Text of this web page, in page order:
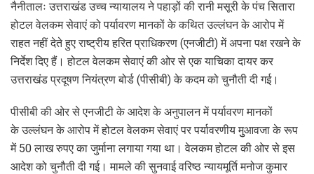
नैनीतालः उत्तराखंड उच्च न्यायालय ने पहाड़ों की रानी मसूरी के पंच सितारा
होटल वेलकम सेवाएं को पर्यावरण मानकों के कथित उल्लंघन के आरोप में
राहत नहीं देते हुए राष्ट्रीय हरित प्राधिकरण (एनजीटी) में अपना पक्ष रखने के
निर्देश दिए हैं। होटल वेलकम सेवाएं की ओर से एक याचिका दायर कर
उत्तराखंड प्रदूषण नियंत्रण बोर्ड (पीसीबी) के कदम को चुनौती दी गई।
पीसीबी की ओर से एनजीटी के आदेश के अनुपालन में पर्यावरण मानकों
के उल्लंघन के आरोप में होटल वेलकम सेवाएं पर पर्यावरणीय मुुआवजा के रूप
में 50 लाख रुपए का जुर्माना लगाया गया था। वेलकम होटल की ओर से इस
आदेश को चुनौती दी गई। मामले की सुनवाई वरिष्ठ न्यायमूर्ति मनोज कुमार